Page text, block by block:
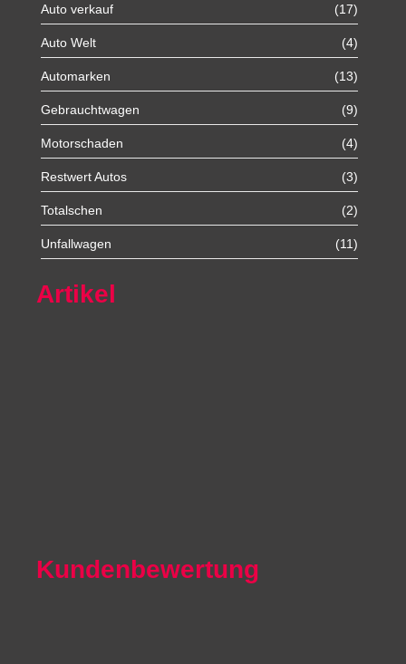
Auto verkauf (17)
Auto Welt (4)
Automarken (13)
Gebrauchtwagen (9)
Motorschaden (4)
Restwert Autos (3)
Totalschen (2)
Unfallwagen (11)
Artikel
Kundenbewertung